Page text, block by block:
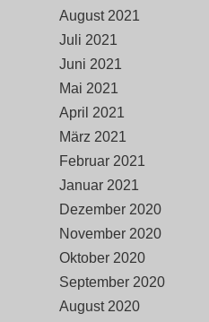
August 2021
Juli 2021
Juni 2021
Mai 2021
April 2021
März 2021
Februar 2021
Januar 2021
Dezember 2020
November 2020
Oktober 2020
September 2020
August 2020